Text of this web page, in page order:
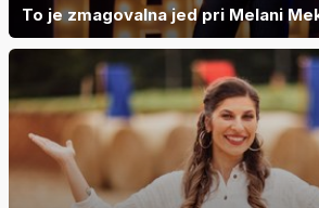
To je zmagovalna jed pri Melani